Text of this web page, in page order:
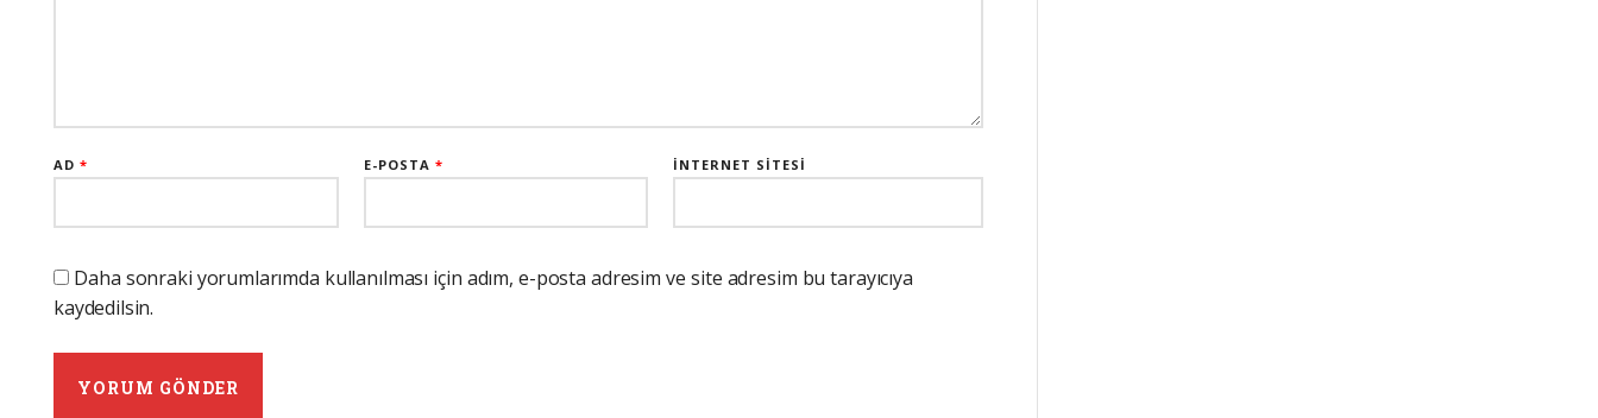
AD* E-POSTA * İNTERNET SITESI
Daha sonraki yorumlarımda kullanılması için adım, e-posta adresim ve site adresim bu tarayıcıya
kaydedilsin.